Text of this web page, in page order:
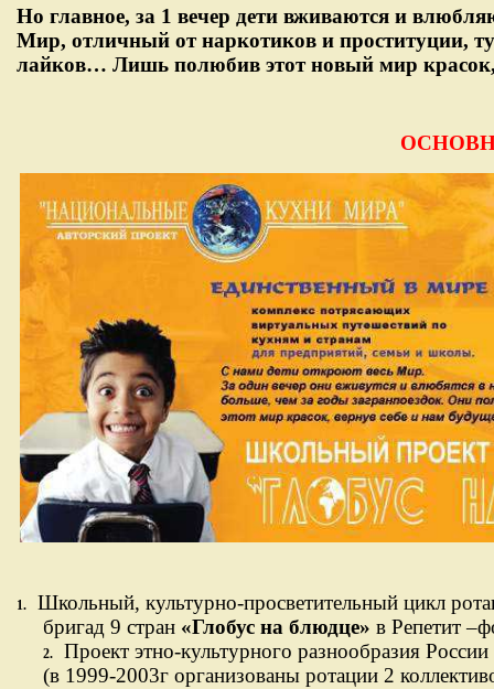
Но главное, за 1 вечер дети вживаются и
Мир, отличный от наркотиков и проституции,
лайков… Лишь полюбив этот новый мир красок,
1.
Школьный, культурно-просветительный цикл
бригад 9 стран «Глобус на блюдце» в Репетит
2.
Проект этно-культурного разнообразия России
(в 1999-2003г организованы ротации 2